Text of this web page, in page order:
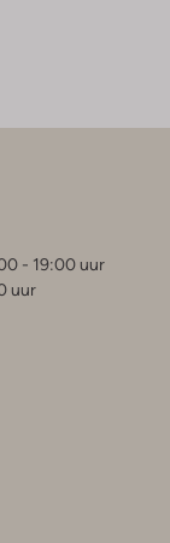
- 19:00 uur
uur